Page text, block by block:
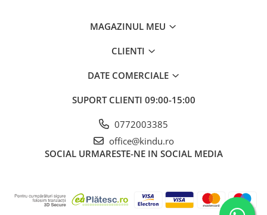
MAGAZINUL MEU
CLIENTI
DATE COMERCIALE
SUPORT CLIENTI 09:00-15:00
0772003385
office@kindu.ro
SOCIAL URMARESTE-NE IN SOCIAL MEDIA